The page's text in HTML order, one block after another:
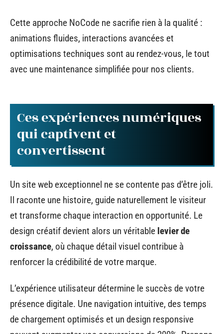
Cette approche NoCode ne sacrifie rien à la qualité :
animations fluides, interactions avancées et
optimisations techniques sont au rendez-vous, le tout
avec une maintenance simplifiée pour nos clients.
Ces expériences numériques
qui captivent et
convertissent
Un site web exceptionnel ne se contente pas d’être joli.
Il raconte une histoire, guide naturellement le visiteur
et transforme chaque interaction en opportunité. Le
design créatif devient alors un véritable levier de
croissance, où chaque détail visuel contribue à
renforcer la crédibilité de votre marque.
L’expérience utilisateur détermine le succès de votre
présence digitale. Une navigation intuitive, des temps
de chargement optimisés et un design responsive